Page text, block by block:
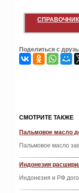
Поделиться с
CМОТРИТЕ ТАКЖЕ
Пальмовое масло
Пальмовое масло
Индонезия
Индонезия и РФ